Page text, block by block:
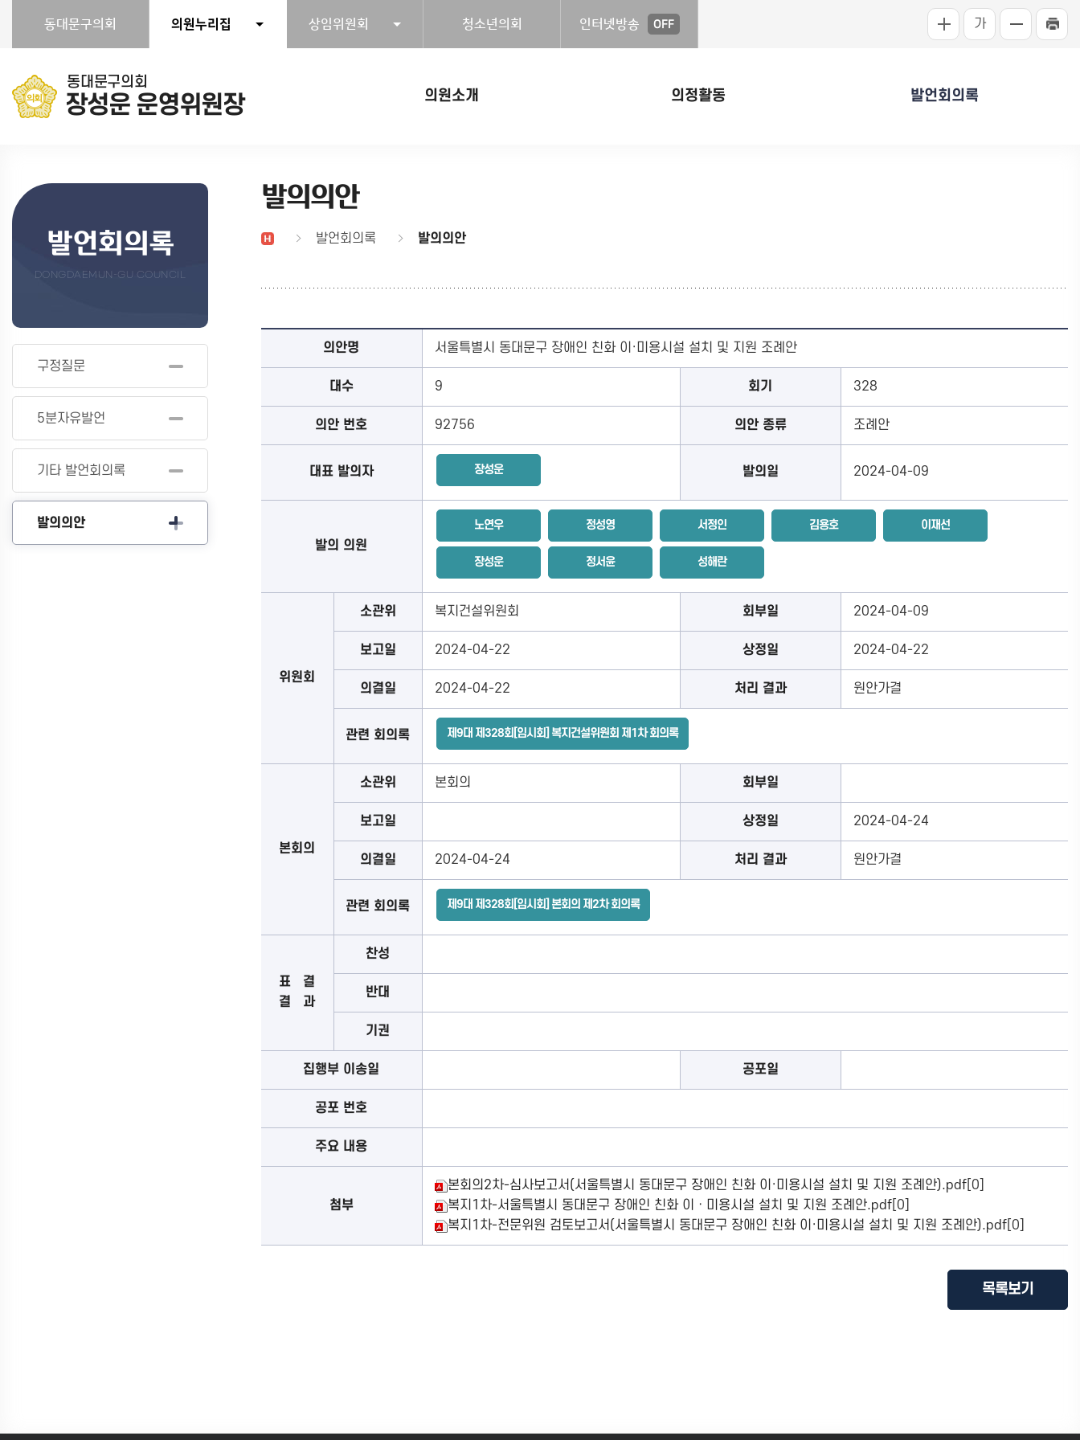
동대문구의회
의원누리집 상임위원회 청소년의회 인터넷방송 OFF 가
동대문구의회
장성운 운영위원장 의원소개 의정활동 발언회의록
발언회의록
DONGDAEMUN-GU COUNCIL
구정질문
5분자유발언
기타 발언회의록
발의의안
발의의안
발언회의록 발의의안
의안명 서울특별시 동대문구 장애인 친화 이·미용시설 설치 및 지원 조례안
대수 9 회기 328
의안 번호 92756 의안 종류 조례안
대표 발의자 장성운 발의일 2024-04-09
발의 의원
노연우 정성영 서정인 김용호 이재선
장성운 정서윤 성해란
위원회
소관위 복지건설위원회 회부일 2024-04-09
보고일 2024-04-22 상정일 2024-04-22
의결일 2024-04-22 처리 결과 원안가결
관련 회의록 제9대 제328회[임시회] 복지건설위원회 제1차 회의록
본회의
소관위 본회의 회부일
보고일 상정일 2024-04-24
의결일 2024-04-24 처리 결과 원안가결
관련 회의록 제9대 제328회[임시회] 본회의 제2차 회의록
표 결
결 과
찬성
반대
기권
집행부 이송일 공포일
공포 번호
주요 내용
첨부
본회의2차-심사보고서(서울특별시 동대문구 장애인 친화 이·미용시설 설치 및 지원 조례안).pdf[0]
복지1차-서울특별시 동대문구 장애인 친화 이ㆍ미용시설 설치 및 지원 조례안.pdf[0]
복지1차-전문위원 검토보고서(서울특별시 동대문구 장애인 친화 이·미용시설 설치 및 지원 조례안).pdf[0]
목록보기